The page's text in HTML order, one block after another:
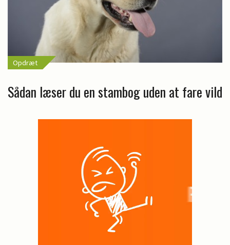
Opdræt
Sådan læser du en stambog uden at fare vild